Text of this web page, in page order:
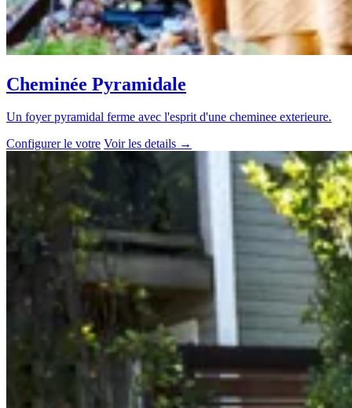
Cheminée Pyramidale
Un foyer pyramidal ferme avec l'esprit d'une cheminee exterieure.
Configurer le votre Voir les details →